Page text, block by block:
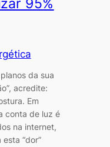
95%
da sua
acredite:
Em
conta de luz é
na internet,
“dor”